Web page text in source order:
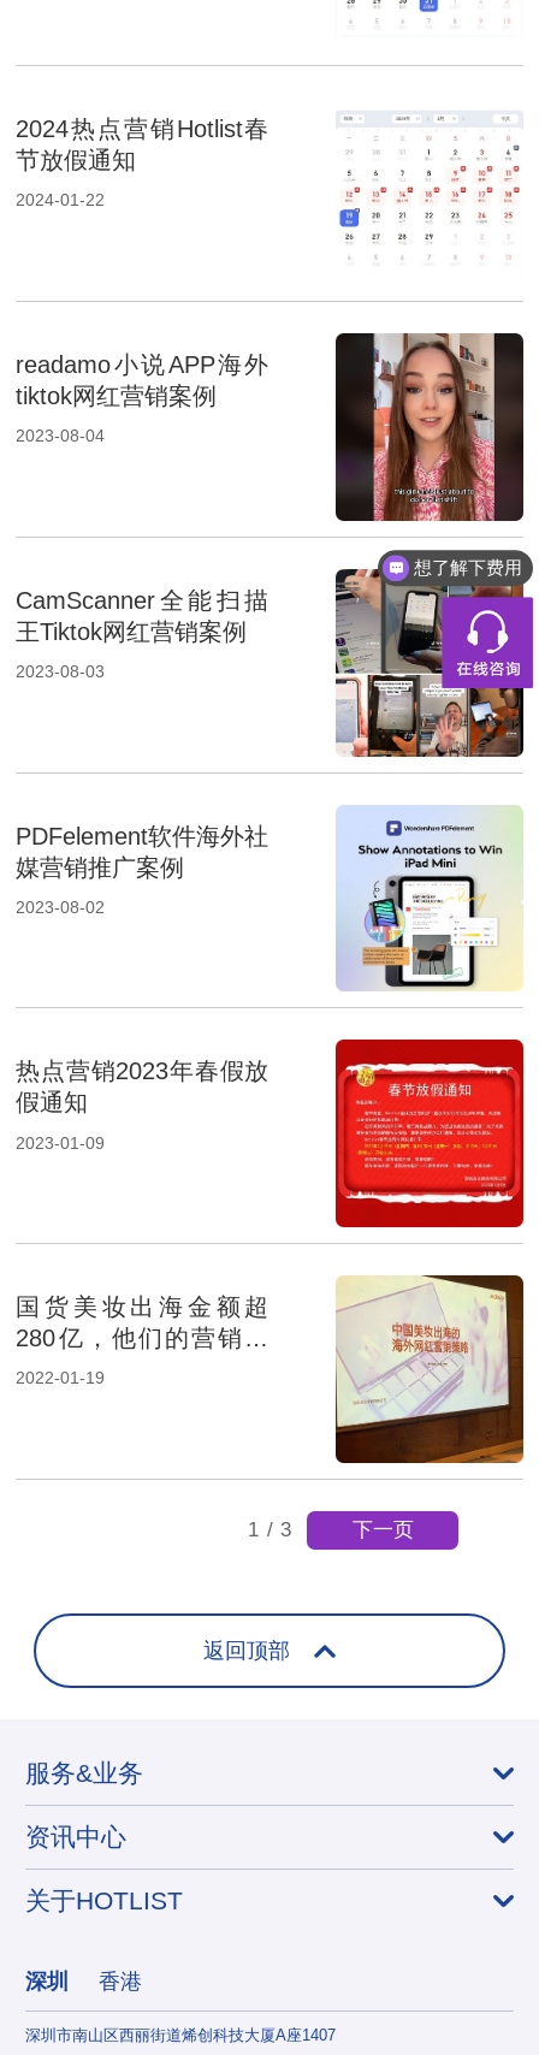
2024热点营销Hotlist春
节放假通知
2024-01-22
readamo小说APP海外
tiktok网红营销案例
2023-08-04
CamScanner全能扫描
王Tiktok网红营销案例
2023-08-03
PDFelement软件海外社
媒营销推广案例
2023-08-02
热点营销2023年春假放
假通知
2023-01-09
国货美妆出海金额超
280亿，他们的营销秘
笈是什么？
2022-01-19
1 / 3 下一页
返回顶部
服务&业务
资讯中心
关于HOTLIST
深圳 香港
深圳市南山区西丽街道烯创科技大厦A座1407
想了解下费用